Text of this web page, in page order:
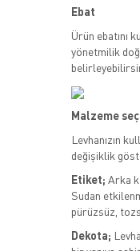
Ebat
Ürün ebatını
yönetmilik
Malzeme
Levhanızın
değişiklik
Etiket; Arka
Sudan
pürüzsüz,
Dekota;